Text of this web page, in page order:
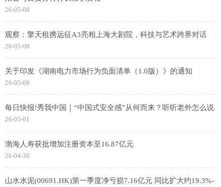
26-05-08
观察：擎天租携远征A3亮相上海大剧院，科技与艺术跨界对话
26-05-08
关于印发《湖南电力市场行为负面清单（1.0版）》的通知
26-05-08
每日快报!秀我中国｜“中国式安全感”从何而来？听听老外怎么说
26-05-01
渤海人寿获批增加注册资本至16.87亿元
26-04-30
山水水泥(00691.HK)第一季度净亏损7.16亿元 同比扩大约19.3%-